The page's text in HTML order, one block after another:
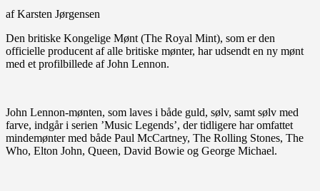
af Karsten Jørgensen
Den britiske Kongelige Mønt (The Royal Mint), som er den
officielle producent af alle britiske mønter, har udsendt en ny mønt
med et profilbillede af John Lennon.
John Lennon-mønten, som laves i både guld, sølv, samt sølv med
farve, indgår i serien ’Music Legends’, der tidligere har omfattet
mindemønter med både Paul McCartney, The Rolling Stones, The
Who, Elton John, Queen, David Bowie og George Michael.